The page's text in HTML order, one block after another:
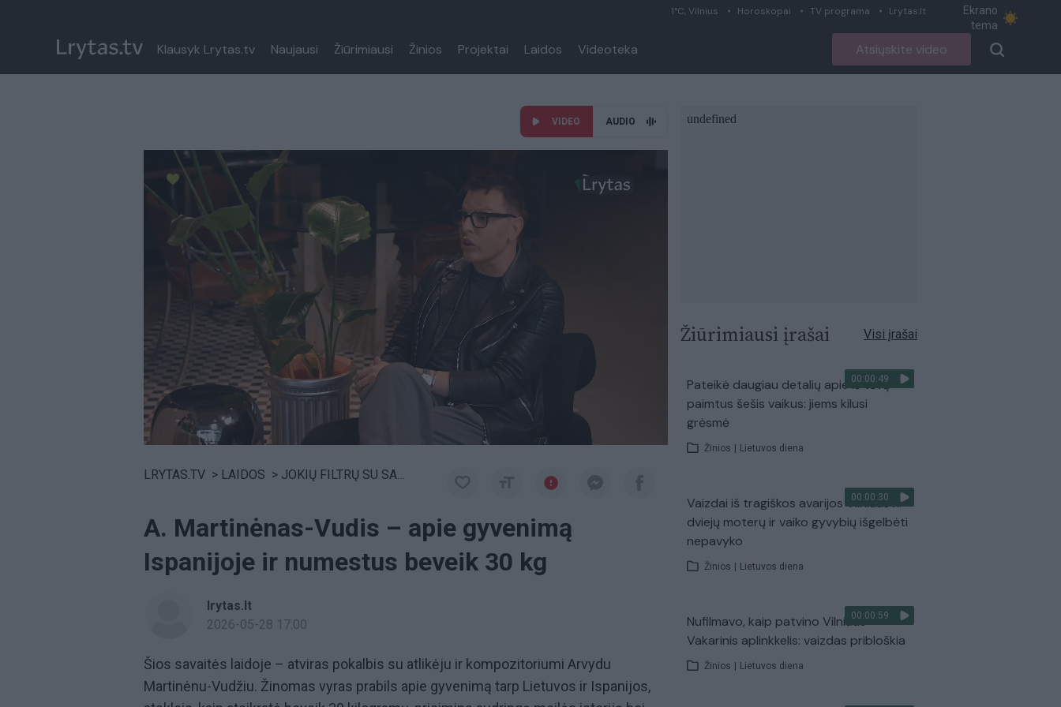
1°C, Vilnius Horoskopai TV programa Lrytas.lt
Ekrano
tema
Klausyk Lrytas.tv Naujausi Žiūrimiausi Žinios Projektai Laidos Videoteka Atsiųskite video
VIDEO AUDIO
Paremkite Ukrainą
LRYTAS.TV > LAIDOS > JOKIŲ FILTRŲ SU SAUGIRDU VAITULIONIU
A. Martinėnas-Vudis – apie gyvenimą
Ispanijoje ir numestus beveik 30 kg
lrytas.lt
2026-05-28 17:00
Šios savaitės laidoje – atviras pokalbis su atlikėju ir kompozitoriumi Arvydu
Martinėnu-Vudžiu. Žinomas vyras prabils apie gyvenimą tarp Lietuvos ir Ispanijos,
Žiūrimiausi įrašai Visi įrašai
00:00:49
Pateikė daugiau detalių apie iš tėvų
paimtus šešis vaikus: jiems kilusi
grėsmė
Žinios Lietuvos diena
00:00:30
Vaizdai iš tragiškos avarijos Vilniaus r.:
dviejų moterų ir vaiko gyvybių išgelbėti
nepavyko
Žinios Lietuvos diena
00:00:59
Nufilmavo, kaip patvino Vilniaus
Vakarinis aplinkkelis: vaizdas pribloškia
Žinios Lietuvos diena